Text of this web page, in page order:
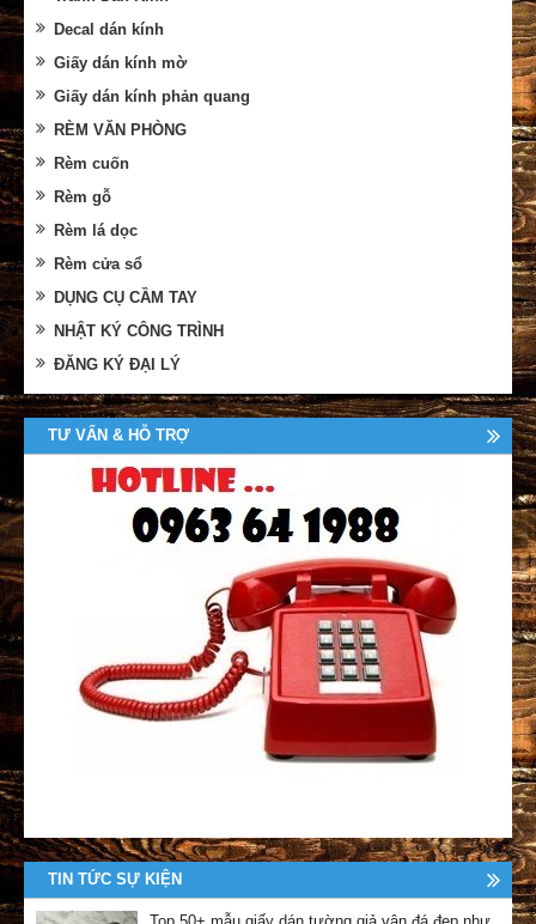
Decal dán kính
Giấy dán kính mờ
Giấy dán kính phản quang
RÈM VĂN PHÒNG
Rèm cuốn
Rèm gỗ
Rèm lá dọc
Rèm cửa sổ
DỤNG CỤ CẦM TAY
NHẬT KÝ CÔNG TRÌNH
ĐĂNG KÝ ĐẠI LÝ
TƯ VẤN & HỖ TRỢ
TIN TỨC SỰ KIỆN